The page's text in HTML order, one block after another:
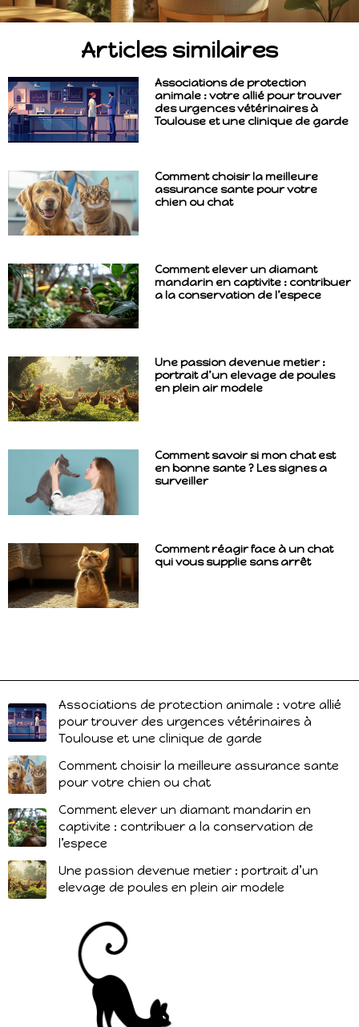
Articles similaires
Associations de protection
animale : votre allié pour trouver
des urgences vétérinaires à
Toulouse et une clinique de garde
Comment choisir la meilleure
assurance sante pour votre
chien ou chat
Comment elever un diamant
mandarin en captivite : contribuer
a la conservation de l’espece
Une passion devenue metier :
portrait d’un elevage de poules
en plein air modele
Comment savoir si mon chat est
en bonne sante ? Les signes a
surveiller
Comment réagir face à un chat
qui vous supplie sans arrêt
Associations de protection animale : votre allié
pour trouver des urgences vétérinaires à
Toulouse et une clinique de garde
Comment choisir la meilleure assurance sante
pour votre chien ou chat
Comment elever un diamant mandarin en
captivite : contribuer a la conservation de
l’espece
Une passion devenue metier : portrait d’un
elevage de poules en plein air modele